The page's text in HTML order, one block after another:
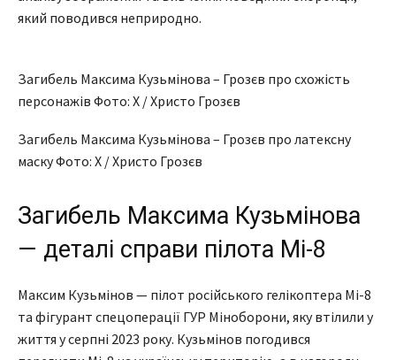
який поводився неприродно.
Загибель Максима Кузьмінова – Грозєв про схожість
персонажів Фото: X / Христо Грозєв
Загибель Максима Кузьмінова – Грозєв про латексну
маску Фото: X / Христо Грозєв
Загибель Максима Кузьмінова
— деталі справи пілота Мі-8
Максим Кузьмінов — пілот російського гелікоптера Мі-8
та фігурант спецоперації ГУР Міноборони, яку втілили у
життя у серпні 2023 року. Кузьмінов погодився